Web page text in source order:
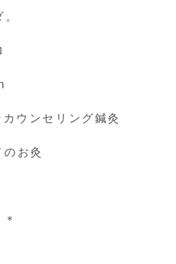
ウンセリング鍼灸
のお灸